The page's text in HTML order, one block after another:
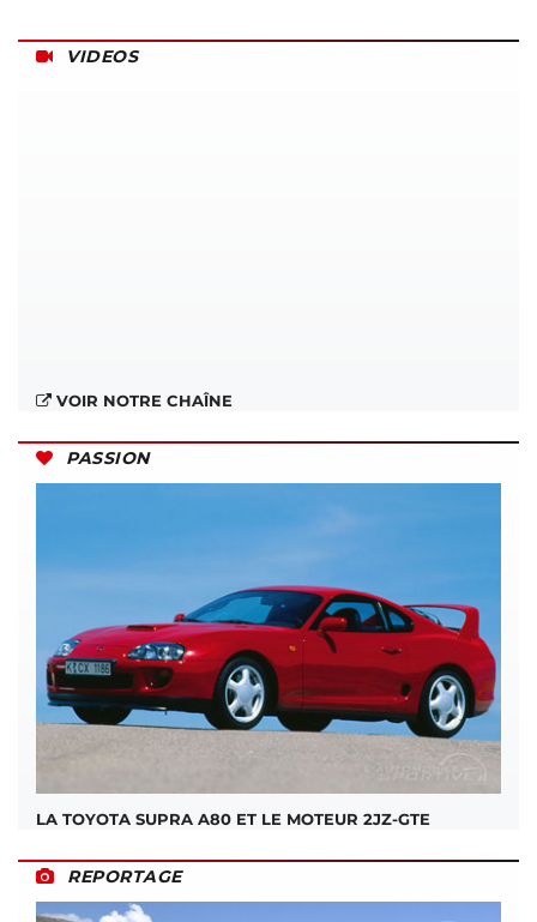
VIDEOS
VOIR NOTRE CHAÎNE
PASSION
LA TOYOTA SUPRA A80 ET LE MOTEUR 2JZ-GTE
REPORTAGE